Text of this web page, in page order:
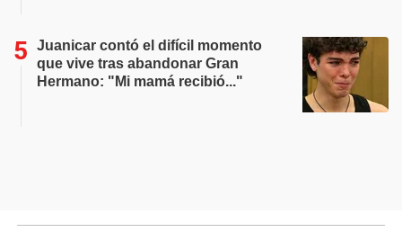
Juanicar contó el difícil momento
que vive tras abandonar Gran
Hermano: "Mi mamá recibió..."